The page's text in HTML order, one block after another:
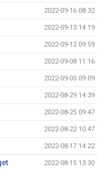
2022-09-16 08:32
2022-09-13 14:19
2022-09-12 09:59
2022-09-08 11:16
2022-09-05 09:09
2022-08-29 14:39
2022-08-25 09:47
2022-08-22 10:47
2022-08-17 14:22
2022-08-15 13:30